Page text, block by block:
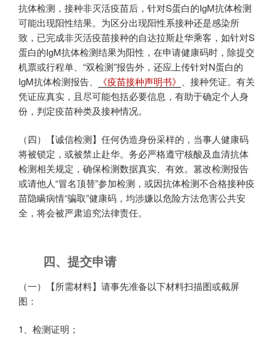
抗体检测，接种非灭活疫苗后，针对S蛋白的IgM抗体检测
可能出现阳性结果。为区分出现阳性系接种还是感染所
致，已完成非灭活疫苗接种的自达拉斯赴华乘客，如针对S
蛋白的IgM抗体检测结果为阳性，在申请健康码时，除提交
机票或行程单、“双检测”报告外，还应上传针对N蛋白的
IgM抗体检测报告、
《疫苗接种声明书》
、接种凭证。有关
凭证应真实，且尽可能包括必要信息，有助于确定个人身
份，判定疫苗种类及接种情况。
（四）【诚信检测】任何伪造身份采样的，当事人健康码
将被锁定，或被禁止赴华。务必严格遵守核酸及血清抗体
检测相关规定，确保检测数据真实、有效。篡改检测报告
或请他人“冒名顶替”参加检测，或因抗体检测不合格接种疫
苗隐瞒病情“骗取”健康码，均涉嫌以危险方法危害公共安
全，将会被严肃追究法律责任。
四、提交申请
（一）【所需材料】请事先准备以下材料扫描图或截屏
图：
1、检测证明；